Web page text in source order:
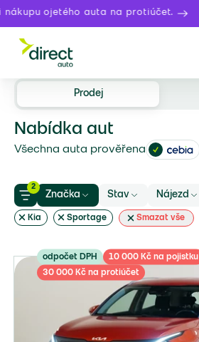
auta na protiúčet.
Prodej
Nabídka aut
Všechna auta prověřena
2
Značka Stav Nájezd
Kia Sportage Smazat vše
odpočet DPH
10 000 Kč na pojistku
30 000 Kč na protiúčet